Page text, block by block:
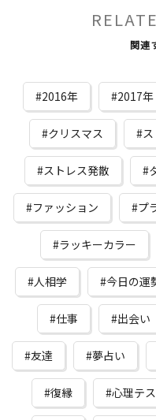
関連
2016年 2017年
クリスマス
ストレス発散
ファッション プ
ラッキーカラー
人相学 今日の運
仕事 出会い
友達 夢占い
復縁 心理テ